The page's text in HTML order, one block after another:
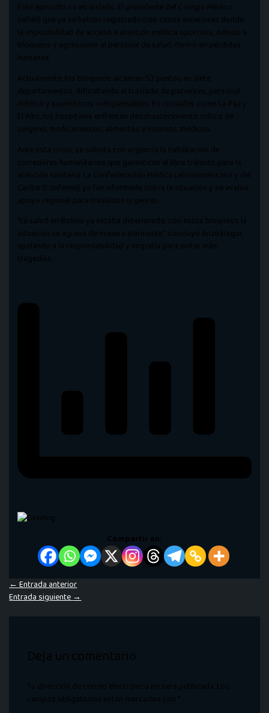
Este episodio no es aislado. El presidente del Colegio Médico
señaló que ya se habían registrado tres casos anteriores donde
la imposibilidad de acceso a atención médica oportuna, debido a
bloqueos y agresiones al personal de salud, derivó en pérdidas
humanas.
Actualmente, los bloqueos alcanzan 52 puntos en siete
departamentos, dificultando el traslado de pacientes, personal
médico y suministros indispensables. En ciudades como La Paz y
El Alto, los hospitales enfrentan desabastecimiento crítico de
oxígeno, medicamentos, alimentos e insumos médicos.
Ante esta crisis, se solicita con urgencia la habilitación de
corredores humanitarios que garanticen el libre tránsito para la
atención sanitaria. La Confederación Médica Latinoamericana y del
Caribe (Confemel) ya fue informada sobre la situación y se evalúa
apoyo regional para traslados urgentes.
“La salud en Bolivia ya estaba deteriorada; con estos bloqueos la
situación se agrava de manera alarmante”, concluyó Anzoátegui,
apelando a la responsabilidad y empatía para evitar más
tragedias.
Compartir en:
←Entrada anterior
Entrada siguiente→
Deja un comentario
Tu dirección de correo electrónico no será publicada. Los
campos obligatorios están marcados con *